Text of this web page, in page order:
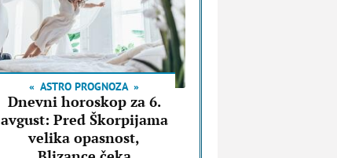
ASTRO PROGNOZA
Dnevni horoskop za 6.
avgust: Pred Škorpijama
velika opasnost,